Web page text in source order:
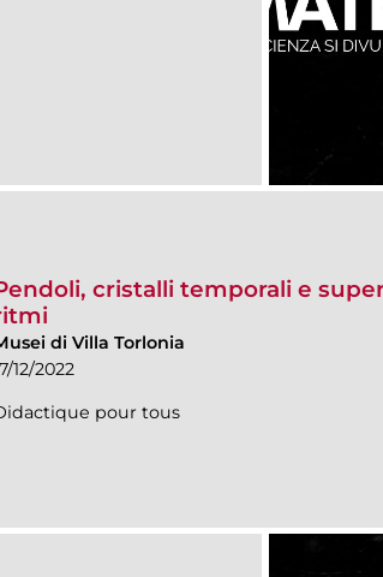
cristalli temporali e
di Villa Torlonia
12/2022
pour tous